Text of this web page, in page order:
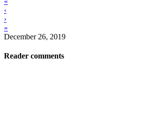
‹
›
»
December 26, 2019
Reader comments